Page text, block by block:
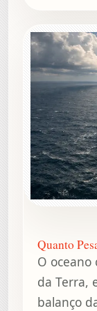
Quanto
O oceano
da Terra,
balanço